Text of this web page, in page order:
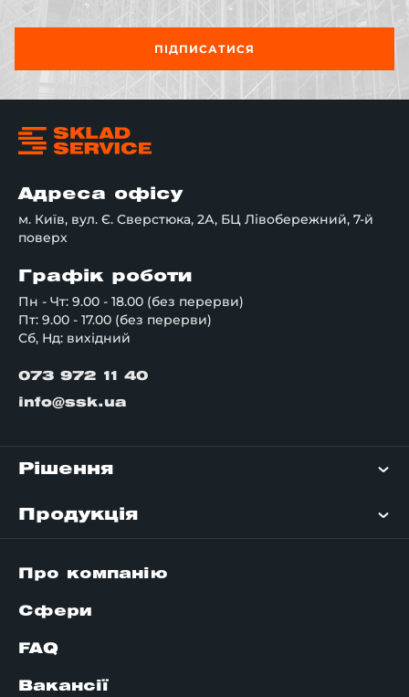
ПІДПИСАТИСЯ
Адреса офісу
м. Київ, вул. Є. Сверстюка, 2А, БЦ Лівобережний, 7-й
поверх
Графік роботи
Пн - Чт: 9.00 - 18.00 (без перерви)
Пт: 9.00 - 17.00 (без перерви)
Сб, Нд: вихідний
073 972 11 40
info@ssk.ua
Рішення
Продукція
Про компанію
Сфери
FAQ
Вакансії